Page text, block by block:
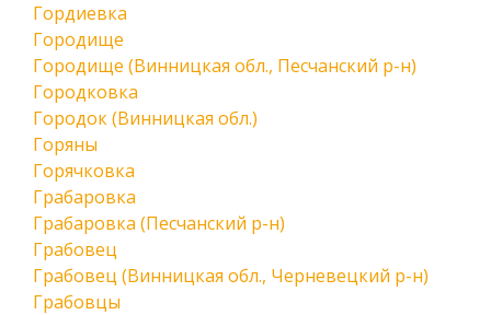
Гордиевка
Городище
Городище (Винницкая обл., Песчанский р-н)
Городковка
Городок (Винницкая обл.)
Горяны
Горячковка
Грабаровка
Грабаровка (Песчанский р-н)
Грабовец
Грабовец (Винницкая обл., Черневецкий р-н)
Грабовцы